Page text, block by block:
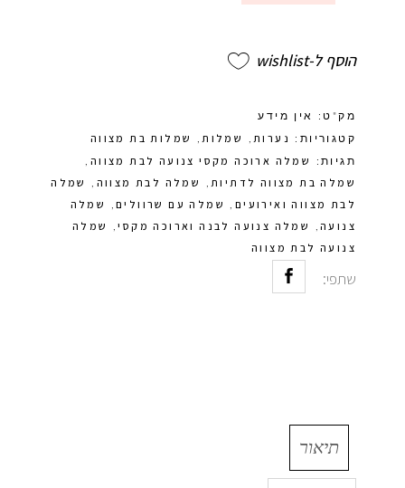
הוסף ל-wishlist
מק"ט: אין מידע
קטגוריות: נערות שמלות שמלות בת מצווה
תגיות: שמלה ארוכה מקסי צנועה לבת מצווה
שמלה בת מצווה לדתיות שמלה לבת מצווה
שמלה
לבת מצווה ואירועים
שמלה עם שרוולים
שמלה
צנועה
שמלה צנועה לבנה וארוכה מקסי,
שמלה
צנועה לבת מצווה
שתפי:
תיאור